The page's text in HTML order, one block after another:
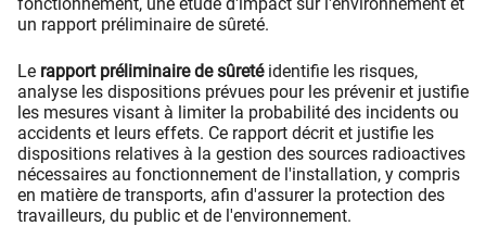
un rapport préliminaire de sûreté.
Le rapport préliminaire de sûretéidentifie les risques,
analyse les dispositions prévues pour les prévenir et justifie
les mesures visant à limiter la probabilité des incidents ou
accidents et leurs effets. Ce rapport décrit et justifie les
dispositions relatives à la gestion des sources radioactives
nécessaires au fonctionnement de l'installation, y compris
en matière de transports, afin d'assurer la protection des
travailleurs, du public et de l'environnement.